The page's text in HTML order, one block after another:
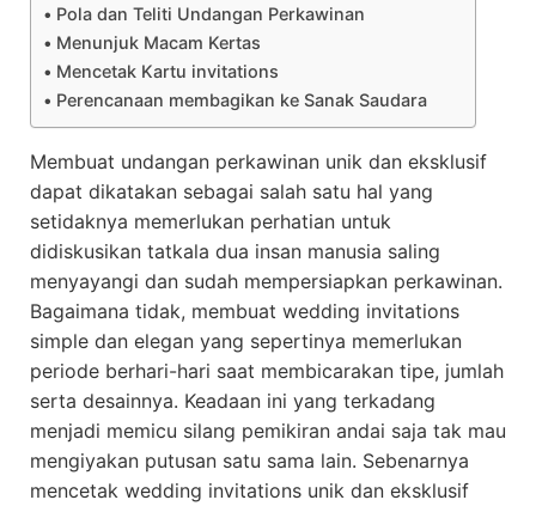
Pola dan Teliti Undangan Perkawinan
Menunjuk Macam Kertas
Mencetak Kartu invitations
Perencanaan membagikan ke Sanak Saudara
Membuat undangan perkawinan unik dan eksklusif
dapat dikatakan sebagai salah satu hal yang
setidaknya memerlukan perhatian untuk
didiskusikan tatkala dua insan manusia saling
menyayangi dan sudah mempersiapkan perkawinan.
Bagaimana tidak, membuat wedding invitations
simple dan elegan yang sepertinya memerlukan
periode berhari-hari saat membicarakan tipe, jumlah
serta desainnya. Keadaan ini yang terkadang
menjadi memicu silang pemikiran andai saja tak mau
mengiyakan putusan satu sama lain. Sebenarnya
mencetak wedding invitations unik dan eksklusif